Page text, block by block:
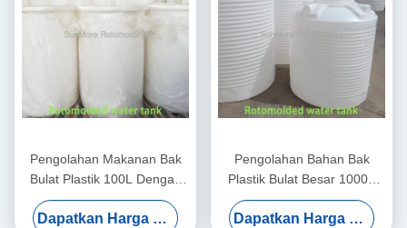
Pengolahan Makanan Bak
Bulat Plastik 100L Dengan
Struktur Tinggi / Rendah
LLDPE Cetakan Rotasi
Dapatkan Harga Terbaik
Pengolahan Bahan Bak
Plastik Bulat Besar 1000L
Untuk Sistem Industri
Dapatkan Harga Terbaik